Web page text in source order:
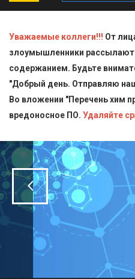
О КОМПАНИИ
ПРОДУКЦИЯ
Блескообразующие
Индикаторы
Кислоты
Пищевая химия для
Стандарт-титры
Техническая химия
СТАТЬИ
ДОСТАВКА
СЕРТИФИКАТЫ
КОНТАКТЫ
Уважаемые коллеги!!! От
злоумышленники
содержанием. Будьте
"Добрый день. Отправляю
Во вложении "Перечень хим
вредоносное ПО. Удаляйте